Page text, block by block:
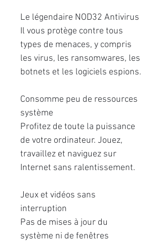
Le légendaire NOD32 Antivirus
Il vous protège contre tous
types de menaces, y compris
les virus, les ransomwares, les
botnets et les logiciels espions.
Consomme peu de ressources
système
Proﬁtez de toute la puissance
de votre ordinateur. Jouez,
travaillez et naviguez sur
Internet sans ralentissement.
Jeux et vidéos sans
interruption
Pas de mises à jour du
système ni de fenêtres